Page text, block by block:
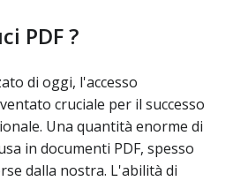
PDF ?
di oggi, l'accesso
cruciale per il successo
Una quantità enorme di
in documenti PDF, spesso
dalla nostra. L'abilità di